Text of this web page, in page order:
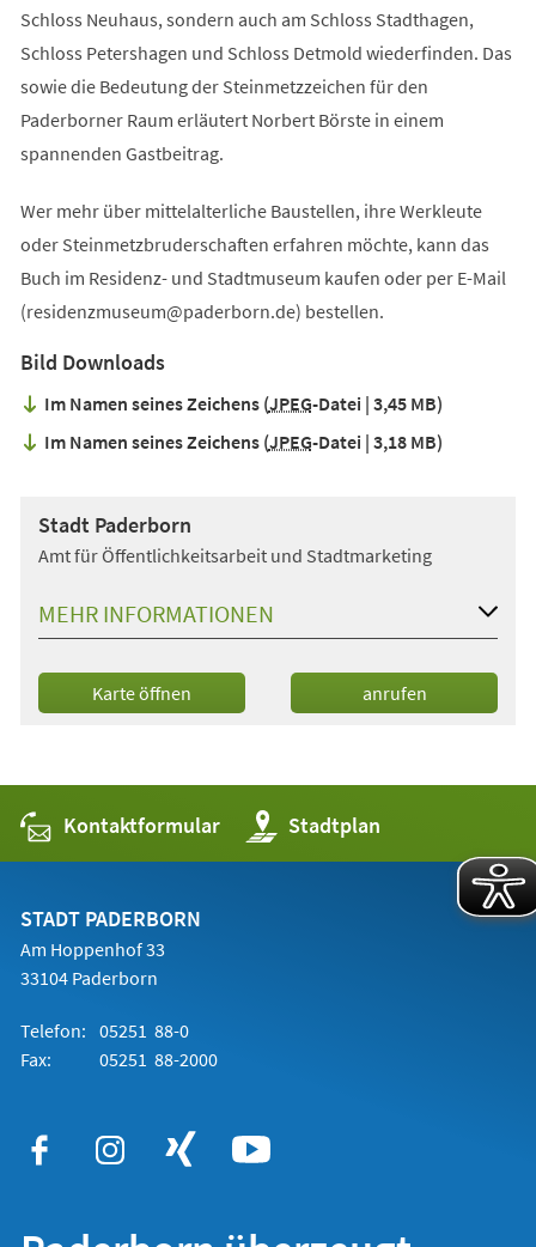
Schloss Neuhaus, sondern auch am Schloss Stadthagen,
Schloss Petershagen und Schloss Detmold wiederfinden. Das
sowie die Bedeutung der Steinmetzzeichen für den
Paderborner Raum erläutert Norbert Börste in einem
spannenden Gastbeitrag.
Wer mehr über mittelalterliche Baustellen, ihre Werkleute
oder Steinmetzbruderschaften erfahren möchte, kann das
Buch im Residenz- und Stadtmuseum kaufen oder per E-Mail
(residenzmuseum paderborn de) bestellen.
Bild Downloads
Im Namen seines Zeichens JPEG-Datei 3,45 MB
Im Namen seines Zeichens JPEG-Datei 3,18 MB
Stadt Paderborn
Amt für Öffentlichkeitsarbeit und Stadtmarketing
MEHR INFORMATIONEN
Karte öffnen
(Öffnet
in
anrufen
Kontaktformular Stadtplan
(Öffnet
in
einem
STADT PADERBORN
Am Hoppenhof 33
33104 Paderborn
Telefon: 05251 88-0
Fax:
05251 88-2000